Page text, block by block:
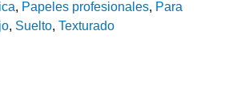
, Papeles profesionales, Para
, Suelto, Texturado